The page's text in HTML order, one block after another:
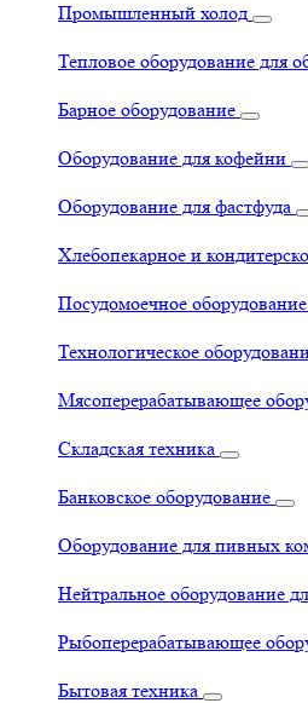
Промышленный холод
Тепловое оборудование для
Барное оборудование
Оборудование для кофейни
Оборудование для фастфуда
Хлебопекарное и
Посудомоечное оборудование
Технологическое
Мясоперерабатывающее
Складская техника
Банковское оборудование
Оборудование для пивных
Нейтральное оборудование
Рыбоперерабатывающее
Бытовая техника